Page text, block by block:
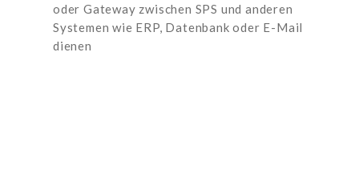
oder Gateway zwischen SPS und anderen
Systemen wie ERP, Datenbank oder E-Mail
dienen